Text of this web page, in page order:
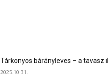
Tárkonyos bárányleves – a tavasz
2025.10.31.